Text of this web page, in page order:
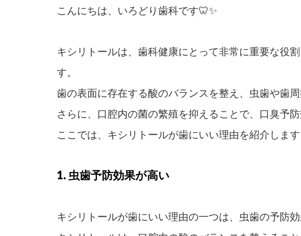
こんにちは、いろどり歯科です🦷✨
キシリトールは、歯科健康にとって非常に重要な役
す。
歯の表面に存在する酸のバランスを整え、虫歯や歯
さらに、口腔内の菌の繁殖を抑えることで、口臭予防
ここでは、キシリトールが歯にいい理由を紹介します
1. 虫歯予防効果が高い
キシリトールが歯にいい理由の一つは、虫歯の予防効